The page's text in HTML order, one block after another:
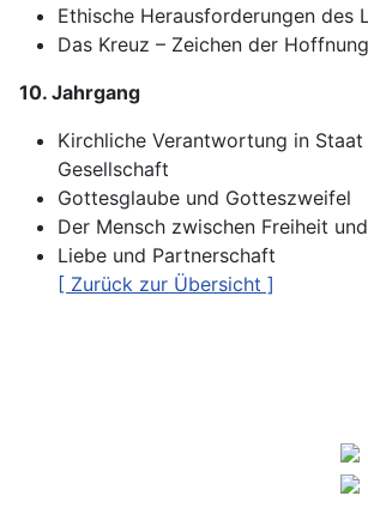
Ethische Herausforderungen des
Das Kreuz – Zeichen der
10. Jahrgang
Kirchliche Verantwortung in Staat
Gesellschaft
Gottesglaube und Gotteszweifel
Der Mensch zwischen Freiheit
Liebe und Partnerschaft
[ Zurück zur Übersicht ]